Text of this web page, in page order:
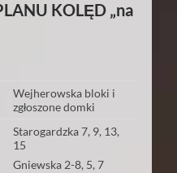
KOLĘD „na
Wejherowska bloki i
zgłoszone domki
Starogardzka 7, 9, 13,
15
Gniewska 2-8, 5, 7